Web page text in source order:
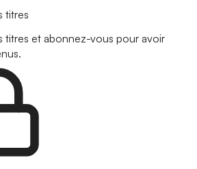
titres
titres et abonnez-vous pour avoir